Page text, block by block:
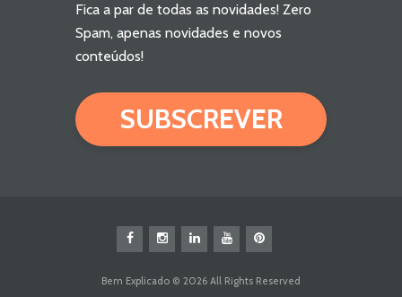
Fica a par de todas as novidades! Zero
Spam, apenas novidades e novos
conteúdos!
SUBSCREVER
Bem Explicado © 2026 All Rights Reserved